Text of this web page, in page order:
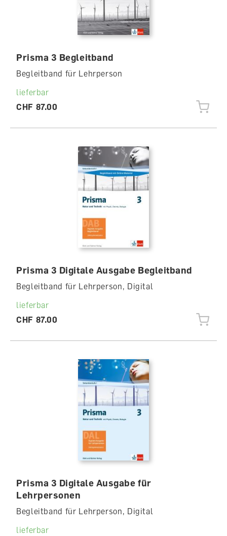
Prisma 3 Begleitband
Begleitband für Lehrperson
lieferbar
CHF 87.00
Prisma 3 Digitale Ausgabe Begleitband
Begleitband für Lehrperson, Digital
lieferbar
CHF 87.00
Prisma 3 Digitale Ausgabe für
Lehrpersonen
Begleitband für Lehrperson, Digital
lieferbar